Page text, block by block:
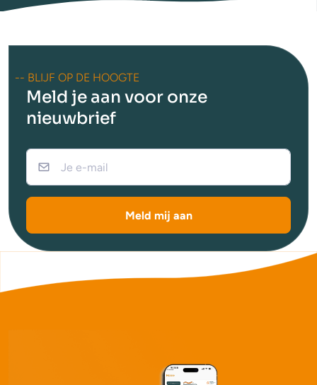
-- BLIJF OP DE HOOGTE
Meld je aan voor onze
nieuwbrief
Meld mij aan